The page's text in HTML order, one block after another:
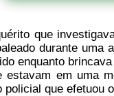
que
durante uma
enquanto
estavam em uma
que efetuou